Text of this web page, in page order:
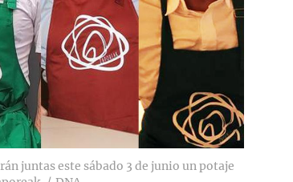
juntas este sábado 3 de junio un potaje